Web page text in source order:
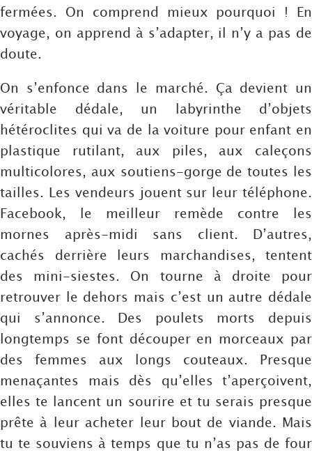
fermées. On comprend mieux pourquoi ! En
voyage, on apprend à s’adapter, il n’y a pas de
doute.
On s’enfonce dans le marché. Ça devient un
véritable dédale, un labyrinthe d’objets
hétéroclites qui va de la voiture pour enfant en
plastique rutilant, aux piles, aux caleçons
multicolores, aux soutiens-gorge de toutes les
tailles. Les vendeurs jouent sur leur téléphone.
Facebook, le meilleur remède contre les
mornes après-midi sans client. D’autres,
cachés derrière leurs marchandises, tentent
des mini-siestes. On tourne à droite pour
retrouver le dehors mais c’est un autre dédale
qui s’annonce. Des poulets morts depuis
longtemps se font découper en morceaux par
des femmes aux longs couteaux. Presque
menaçantes mais dès qu’elles t’aperçoivent,
elles te lancent un sourire et tu serais presque
prête à leur acheter leur bout de viande. Mais
tu te souviens à temps que tu n’as pas de four